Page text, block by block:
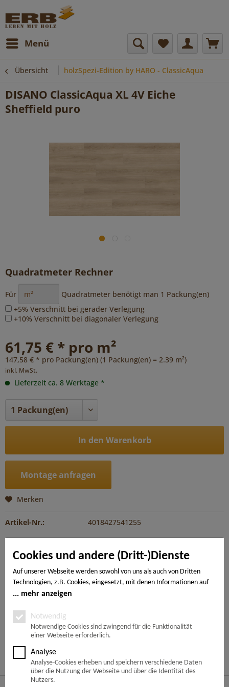
Cookies und andere (Dritt-)Dienste
Auf unserer Webseite werden sowohl von uns als auch von Dritten
Technologien, z.B. Cookies, eingesetzt, mit denen Informationen auf
Ihrem Endgerät gespeichert und/oder von Ihrem Endgerät abgerufen
Notwendige Cookies, Analyse-, Marketing- und Statistik-Cookies. Bei
den notwendigen Cookies handelt es sich um solche, die technisch
notwendig sind, um den von Ihnen gewünschten Dienst
bereitzustellen, die übrigen Cookies werden nur auf Grund einer von
Ihnen erteilten Einwilligung gesetzt. Die Einwilligung ist freiwillig.
Personen, die das 16. Lebensjahr noch nicht vollendet haben,
benötigen die Zustimmung der Sorgeberechtigten. Sie können Ihre
mehr anzeigen
Notwendig
Notwendige Cookies sind zwingend für die Funktionalität
einer Webseite erforderlich.
Analyse
Analyse-Cookies erheben und speichern verschiedene Daten
über die Nutzung der Webseite und über die Identität des
Nutzers.
Menü
Übersicht holzSpezi-Edition by HARO - ClassicAqua
DISANO ClassicAqua XL 4V Eiche
Sheffield puro
Quadratmeter Rechner
Für Quadratmeter benötigt man 1 Packung(en)
+5% Verschnitt bei gerader Verlegung
+10% Verschnitt bei diagonaler Verlegung
61,75 € * pro m²
147,58 € * pro Packung(en) (1 Packung(en) = 2.39 m²)
inkl. MwSt.
Lieferzeit ca. 8 Werktage *
In den Warenkorb
Montage anfragen
Merken
Artikel-Nr.: 4018427541255
Die DISANO Premium-Diele im Großformat bringt das
gewisse Etwas in jeden Raum. Der ClassicAqua...mehr
Ähnliche Artikel
Kunden haben sich ebenfalls angesehen